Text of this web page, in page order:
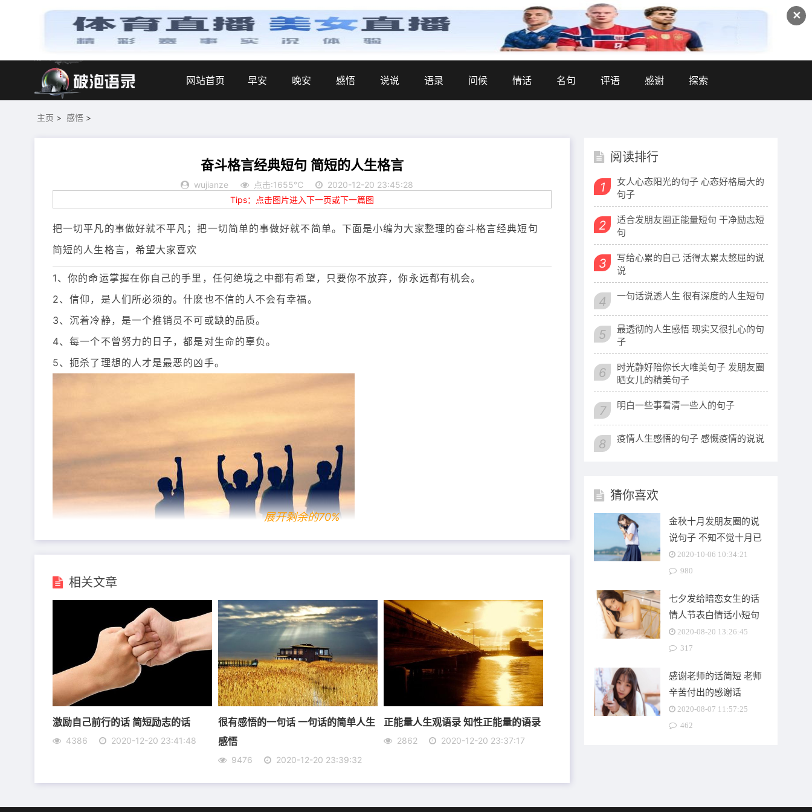
✕
网站首页 早安 晚安 感悟 说说 语录 问候 情话 名句 评语 感谢 探索
主页 > 感悟 >
奋斗格言经典短句 简短的人生格言
wujianze 点击:1655℃
2020-12-20 23:45:28
Tips：点击图片进入下一页或下一篇图
把一切平凡的事做好就不平凡；把一切简单的事做好就不简单。下面是小编为大家整理的奋斗格言经典短句
简短的人生格言，希望大家喜欢
1、你的命运掌握在你自己的手里，任何绝境之中都有希望，只要你不放弃，你永远都有机会。
2、信仰，是人们所必须的。什麽也不信的人不会有幸福。
3、沉着冷静，是一个推销员不可或缺的品质。
4、每一个不曾努力的日子，都是对生命的辜负。
5、扼杀了理想的人才是最恶的凶手。
6、任何业绩的质变都来自于量变的积累。
7、年轻时候，拍下许多照片，摆在客厅给别人看;等到老了，才明白照片是拍给自己看的。
8、行走的路上，似乎会有几分落寞，无奈。但只要你行走在自己心的路途中，一切便无悔。
9、有梦青年去奋斗，不惧怕风雨，只为那绚丽的彩虹。
10、平凡人生要用平凡的心去对待，你的人生将会更精彩。
展开剩余的70%
相关文章
激励自己前行的话 简短励志的话
4386 2020-12-20 23:41:48
很有感悟的一句话 一句话的简单人生
感悟
9476 2020-12-20 23:39:32
正能量人生观语录 知性正能量的语录
2862 2020-12-20 23:37:17
阅读排行
1
女人心态阳光的句子 心态好格局大的
句子
2
适合发朋友圈正能量短句 干净励志短
句
3
写给心累的自己 活得太累太憋屈的说
说
4 一句话说透人生 很有深度的人生短句
5
最透彻的人生感悟 现实又很扎心的句
子
6
时光静好陪你长大唯美句子 发朋友圈
晒女儿的精美句子
7 明白一些事看清一些人的句子
8 疫情人生感悟的句子 感慨疫情的说说
猜你喜欢
金秋十月发朋友圈的说
说句子 不知不觉十月已
过半文案
2020-10-06 10:34:21
980
七夕发给暗恋女生的话
情人节表白情话小短句
2020-08-20 13:26:45
317
感谢老师的话简短 老师
辛苦付出的感谢话
2020-08-07 11:57:25
462